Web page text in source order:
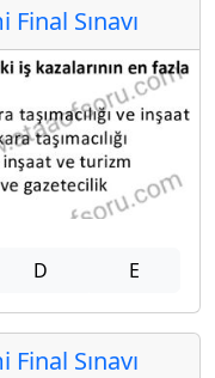
Sınavı
D E
Sınavı